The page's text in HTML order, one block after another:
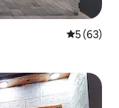
5 (63)